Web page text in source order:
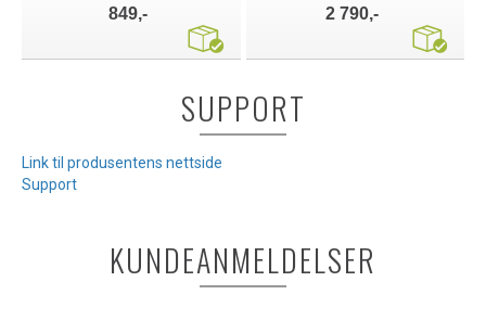
849,- 2 790,-
SUPPORT
Link til produsentens nettside
Support
KUNDEANMELDELSER